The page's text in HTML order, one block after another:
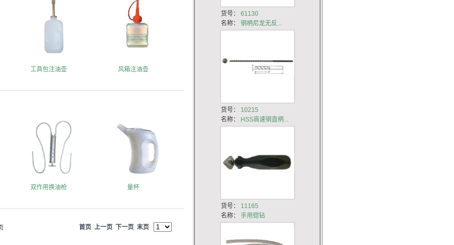
工具包注油壶 风箱注油壶
双作用换油枪 量杯
首页 上一页 下一页 末页
货号： 61130
名称： 钢柄尼龙无反...
货号：
10215
名称：
HSS高速钢直柄...
货号：
11165
名称： 手用锪钻